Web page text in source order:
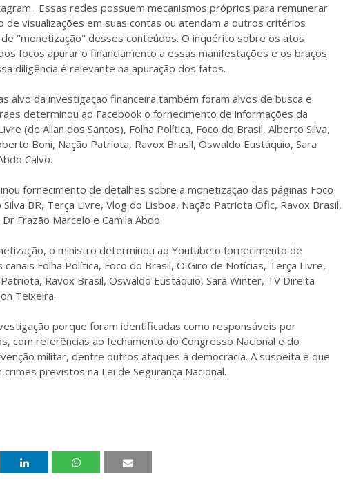
. Essas redes possuem mecanismos próprios para remunerar
de visualizações em suas contas ou atendam a outros critérios
"monetização" desses conteúdos. O inquérito sobre os atos
focos apurar o financiamento a essas manifestações e os braços
diligência é relevante na apuração dos fatos.
alvo da investigação financeira também foram alvos de busca e
determinou ao Facebook o fornecimento de informações da
(de Allan dos Santos), Folha Política, Foco do Brasil, Alberto Silva,
Boni, Nação Patriota, Ravox Brasil, Oswaldo Eustáquio, Sara
Calvo.
fornecimento de detalhes sobre a monetização das páginas Foco
BR, Terça Livre, Vlog do Lisboa, Nação Patriota Ofic, Ravox Brasil,
Frazão Marcelo e Camila Abdo.
o ministro determinou ao Youtube o fornecimento de
Folha Política, Foco do Brasil, O Giro de Notícias, Terça Livre,
Ravox Brasil, Oswaldo Eustáquio, Sara Winter, TV Direita
Teixeira.
porque foram identificadas como responsáveis por
com referências ao fechamento do Congresso Nacional e do
militar, dentre outros ataques à democracia. A suspeita é que
previstos na Lei de Segurança Nacional.